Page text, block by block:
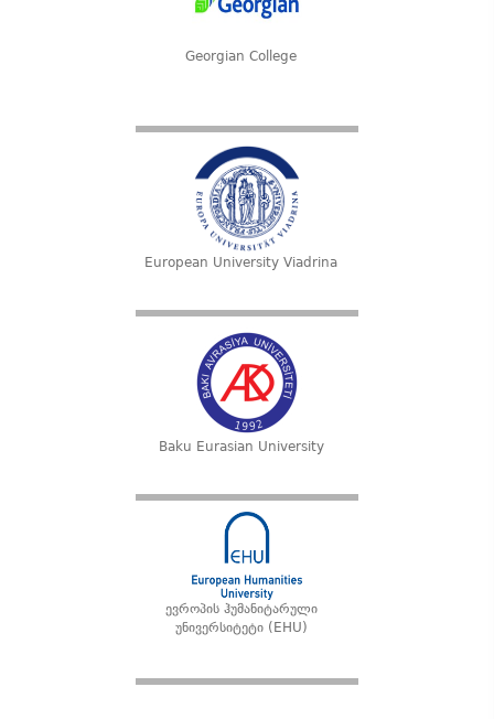
Georgian College
European University Viadrina
Baku Eurasian University
ევროპის ჰუმანიტარული
უნივერსიტეტი (EHU)